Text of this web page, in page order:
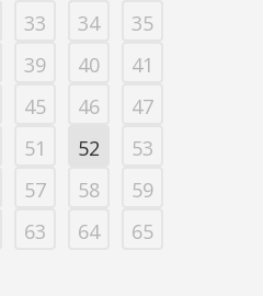
33 34
35
39 40
41
45 46
47
51 52
53
57 58
59
63 64 65